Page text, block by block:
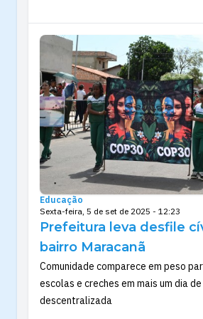
Educação
Sexta-feira, 5 de set de 2025 - 12:23
Prefeitura leva desfile
bairro Maracanã
Comunidade comparece em peso
escolas e creches em mais um dia
descentralizada